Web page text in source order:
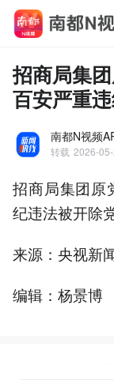
招商局集
百安严重
南都N视频
转载 2026-
招商局集团原
纪违法被开除
来源：央视新
编辑：杨景博